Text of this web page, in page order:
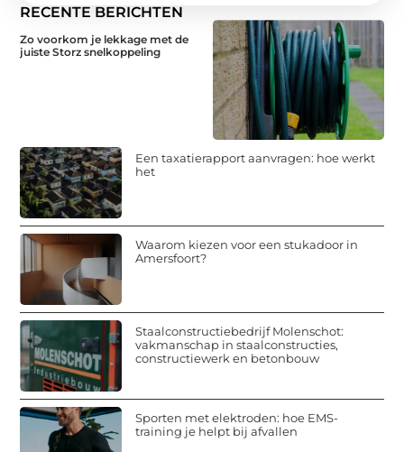
RECENTE BERICHTEN
Zo voorkom je lekkage met de
juiste Storz snelkoppeling
Een taxatierapport aanvragen: hoe werkt
het
Waarom kiezen voor een stukadoor in
Amersfoort?
Staalconstructiebedrijf Molenschot:
vakmanschap in staalconstructies,
constructiewerk en betonbouw
Sporten met elektroden: hoe EMS-
training je helpt bij afvallen